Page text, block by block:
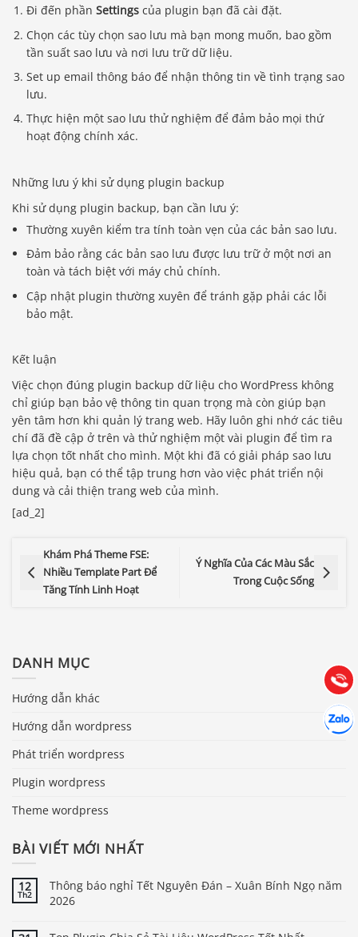
Đi đến phầnSettings của plugin bạn đã cài đặt.
Chọn các tùy chọn sao lưu mà bạn mong muốn, bao gồm
tần suất sao lưu và nơi lưu trữ dữ liệu.
Set up email thông báo để nhận thông tin về tình trạng sao
lưu.
Thực hiện một sao lưu thử nghiệm để đảm bảo mọi thứ
hoạt động chính xác.
Những lưu ý khi sử dụng plugin backup
Khi sử dụng plugin backup, bạn cần lưu ý:
Thường xuyên kiểm tra tính toàn vẹn của các bản sao lưu.
Đảm bảo rằng các bản sao lưu được lưu trữ ở một nơi an
toàn và tách biệt với máy chủ chính.
Cập nhật plugin thường xuyên để tránh gặp phải các lỗi
bảo mật.
Kết luận
Việc chọn đúng plugin backup dữ liệu cho WordPress không
chỉ giúp bạn bảo vệ thông tin quan trọng mà còn giúp bạn
yên tâm hơn khi quản lý trang web. Hãy luôn ghi nhớ các tiêu
chí đã đề cập ở trên và thử nghiệm một vài plugin để tìm ra
lựa chọn tốt nhất cho mình. Một khi đã có giải pháp sao lưu
hiệu quả, bạn có thể tập trung hơn vào việc phát triển nội
dung và cải thiện trang web của mình.
[ad_2]
Khám Phá Theme FSE:
Nhiều Template Part Để
Tăng Tính Linh Hoạt
Ý Nghĩa Của Các Màu Sắc
Trong Cuộc Sống
DANH MỤC
Hướng dẫn khác
Hướng dẫn wordpress
Phát triển wordpress
Plugin wordpress
Theme wordpress
BÀI VIẾT MỚI NHẤT
12
Th2
Thông báo nghỉ Tết Nguyên Đán – Xuân Bính Ngọ năm
2026
Gọi
Báo giá & Đặt hàng:
(028) 22.166.144
Chát